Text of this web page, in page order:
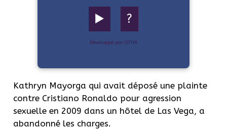
▶️ ?
Développé par OTIYA
Kathryn Mayorga qui avait déposé une plainte
contre Cristiano Ronaldo pour agression
sexuelle en 2009 dans un hôtel de Las Vega, a
abandonné les charges.